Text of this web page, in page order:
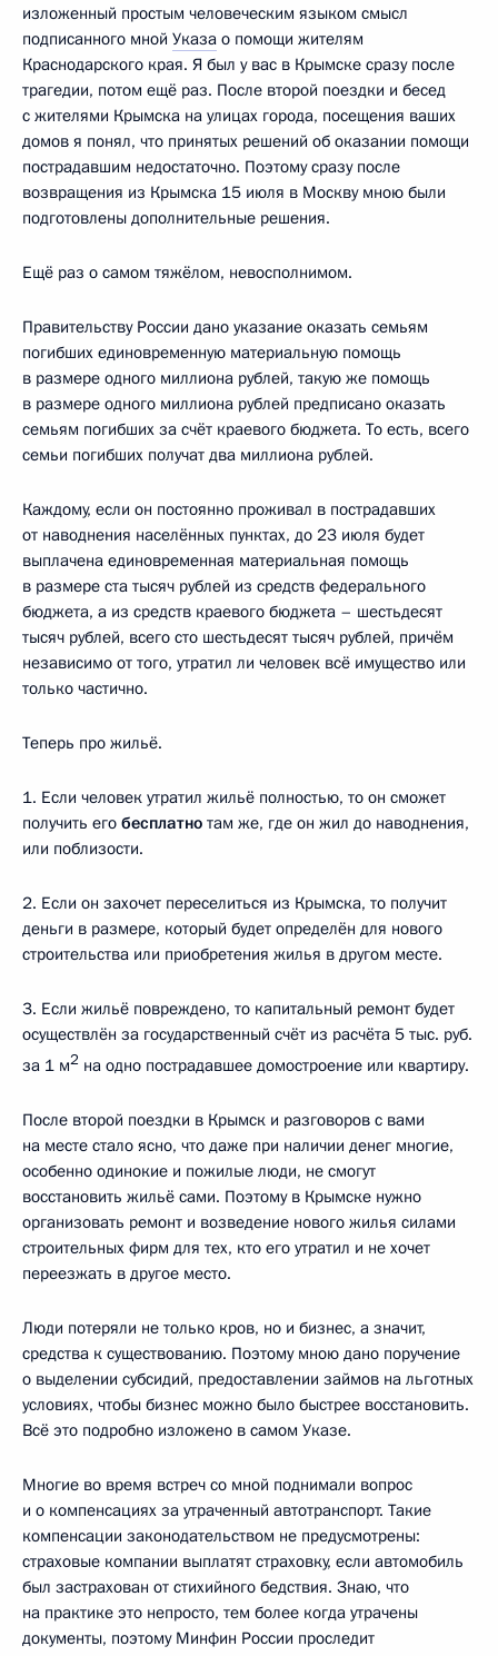
изложенный простым человеческим языком смысл
подписанного мной Указа о помощи жителям
Краснодарского края. Я был у вас в Крымске сразу после
трагедии, потом ещё раз. После второй поездки и бесед
с жителями Крымска на улицах города, посещения ваших
домов я понял, что принятых решений об оказании помощи
пострадавшим недостаточно. Поэтому сразу после
возвращения из Крымска 15 июля в Москву мною были
подготовлены дополнительные решения.
Ещё раз о самом тяжёлом, невосполнимом.
Правительству России дано указание оказать семьям
погибших единовременную материальную помощь
в размере одного миллиона рублей, такую же помощь
в размере одного миллиона рублей предписано оказать
семьям погибших за счёт краевого бюджета. То есть, всего
семьи погибших получат два миллиона рублей.
Каждому, если он постоянно проживал в пострадавших
от наводнения населённых пунктах, до 23 июля будет
выплачена единовременная материальная помощь
в размере ста тысяч рублей из средств федерального
бюджета, а из средств краевого бюджета – шестьдесят
тысяч рублей, всего сто шестьдесят тысяч рублей, причём
независимо от того, утратил ли человек всё имущество или
только частично.
Теперь про жильё.
1. Если человек утратил жильё полностью, то он сможет
получить его бесплатно там же, где он жил до наводнения,
или поблизости.
2. Если он захочет переселиться из Крымска, то получит
деньги в размере, который будет определён для нового
строительства или приобретения жилья в другом месте.
3. Если жильё повреждено, то капитальный ремонт будет
осуществлён за государственный счёт из расчёта 5 тыс. руб.
за 1 м2 на одно пострадавшее домостроение или квартиру.
После второй поездки в Крымск и разговоров с вами
на месте стало ясно, что даже при наличии денег многие,
особенно одинокие и пожилые люди, не смогут
восстановить жильё сами. Поэтому в Крымске нужно
организовать ремонт и возведение нового жилья силами
строительных фирм для тех, кто его утратил и не хочет
переезжать в другое место.
Люди потеряли не только кров, но и бизнес, а значит,
средства к существованию. Поэтому мною дано поручение
о выделении субсидий, предоставлении займов на льготных
условиях, чтобы бизнес можно было быстрее восстановить.
Всё это подробно изложено в самом Указе.
Многие во время встреч со мной поднимали вопрос
и о компенсациях за утраченный автотранспорт. Такие
компенсации законодательством не предусмотрены:
страховые компании выплатят страховку, если автомобиль
был застрахован от стихийного бедствия. Знаю, что
на практике это непросто, тем более когда утрачены
документы, поэтому Минфин России проследит